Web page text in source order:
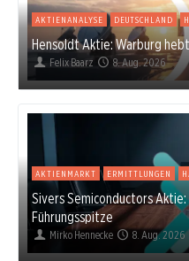
AKTIENANALYSE DEUTSCHLAND
Hensoldt Aktie: Warburg
Felix Baarz 8. Aug. 2026
AKTIENMARKT ERMITTLUNGEN
Sivers Semiconductors
Führungsspitze
Mirko Hennecke 8. Aug. 2026